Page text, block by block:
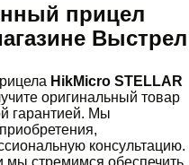
прицел
Выстрел
HikMicro STELLAR
оригинальный товар
гарантией. Мы
консультацию.
мы стремимся обеспечить